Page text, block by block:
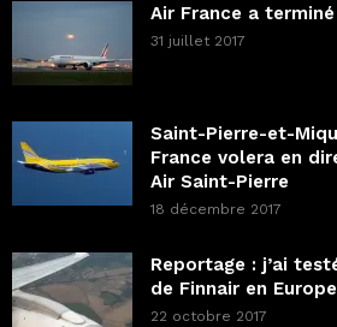
Air France a
31 juillet 2017
Saint-Pierre-et-
France volera en
Air Saint-Pierre
18 décembre 2017
Reportage : j’ai
de Finnair en Europe
22 octobre 2017